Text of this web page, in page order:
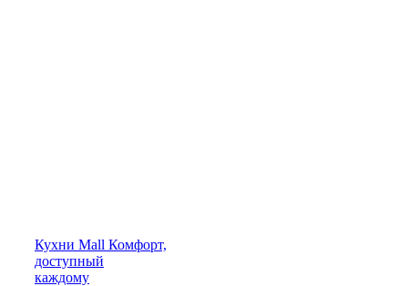
Кухни Mall Комфорт,
доступный
каждому